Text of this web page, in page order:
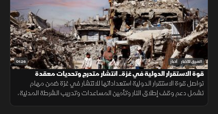
01:26 الشرق للأخبار أخبار
قوة الاستقرار الدولية في غزة.. انتشار متدرج وتحديات معقدة
تواصل قوة الاستقرار الدولية استعداداتها للانتشار في غزة ضمن مهام
تشمل دعم وقف إطلاق النار وتأمين المساعدات وتدريب الشرطة المدنية،